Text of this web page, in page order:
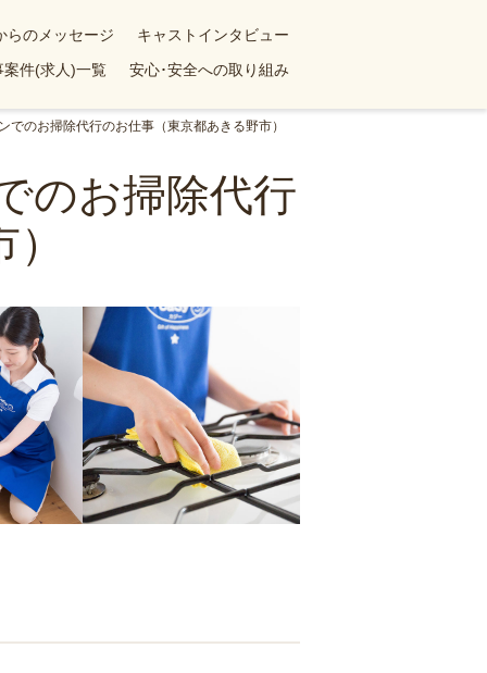
らのメッセージ
キャストインタビュー
案件(求人)一覧 安心･安全への取り組み
のお掃除代行のお仕事（東京都あきる野市）
のお掃除代行